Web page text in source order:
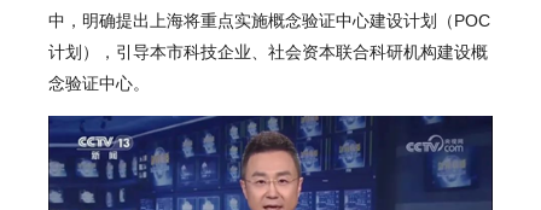
中，明确提出上海将重点实施概念验证中心建设计划（POC
计划）， 引导本市科技企业、社会资本联合科研机构建设概
念验证中心。